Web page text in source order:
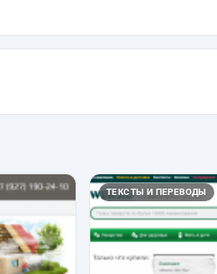
ТЕКСТЫ И ПЕРЕВОДЫ